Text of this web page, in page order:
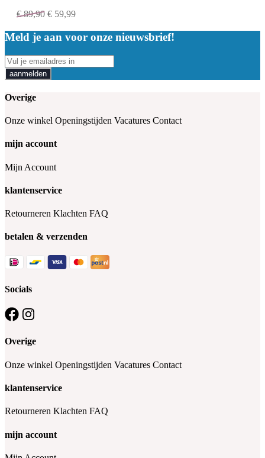
€89,90 € 59,99
Meld je aan voor onze nieuwsbrief!
aanmelden
Overige
Onze winkel Openingstijden Vacatures Contact
mijn account
Mijn Account
klantenservice
Retourneren Klachten FAQ
betalen & verzenden
Socials
Overige
Onze winkel Openingstijden Vacatures Contact
klantenservice
Retourneren Klachten FAQ
mijn account